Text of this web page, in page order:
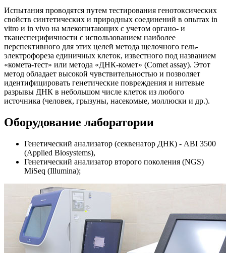
Испытания проводятся путем тестирования генотоксических
свойств синтетических и природных соединений в опытах in
vitro и in vivo на млекопитающих с учетом органо- и
тканеспецифичности с использованием наиболее
перспективного для этих целей метода щелочного гель-
электрофореза единичных клеток, известного под названием
«комета-тест» или метода «ДНК-комет» (Comet assay). Этот
метод обладает высокой чувствительностью и позволяет
идентифицировать генетические повреждения и нитевые
разрывы ДНК в небольшом числе клеток из любого
источника (человек, грызуны, насекомые, моллюски и др.).
Оборудование лаборатории
Генетический анализатор (секвенатор ДНК) - ABI 3500
(Аpplied Biosystems),
Генетический анализатор второго поколения (NGS)
MiSeq (Illumina);